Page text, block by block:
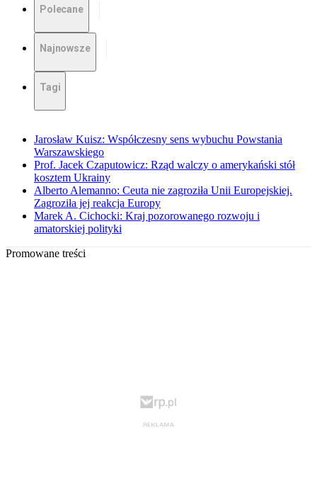
Polecane
Najnowsze
Tagi
Jarosław Kuisz: Współczesny sens wybuchu Powstania
Warszawskiego
Prof. Jacek Czaputowicz: Rząd walczy o amerykański stół
kosztem Ukrainy
Alberto Alemanno: Ceuta nie zagroziła Unii Europejskiej.
Zagroziła jej reakcja Europy
Marek A. Cichocki: Kraj pozorowanego rozwoju i
amatorskiej polityki
Promowane treści